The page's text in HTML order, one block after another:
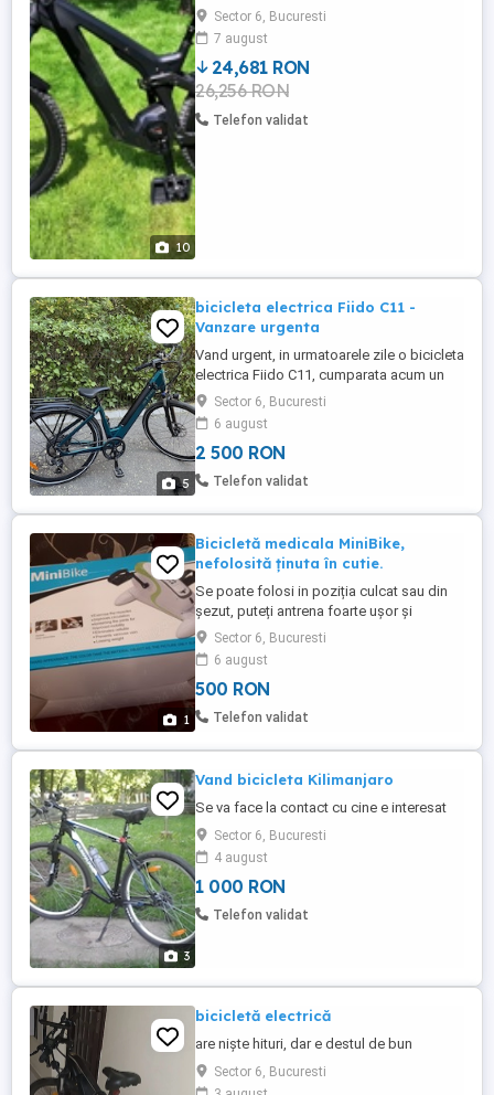
10
Geometry: TT 595MM ST 440,5MM Stack
642,2mm Reach 445.8mm FOX 38 Perf.
Elite 160mm Fork FOX Nude T eRIDE
EVOL, 160mm, TwinLoc Shimano XT 12
Speed Bosch CX, 750Wh PowerTube
Shimano XT 4 Piston ...
Sector 6, Bucuresti
7 august
24,681 RON
26,256 RON
Telefon validat
5
bicicleta electrica Fiido C11 -
Vanzare urgenta
Vand urgent, in urmatoarele zile o bicicleta
electrica Fiido C11, cumparata acum un
an. Are doar 1000 km parcursi si nu am
mai folosit-o de vara trecuta. Motiv pentru
care arata si functioneaza ca noua.
Despre Bicicleta: Motor de în butucul roții
spate, cu asistență la pedalare pe mai
Sector 6, Bucuresti
6 august
2 500 RON
Telefon validat
1
Bicicletă medicala MiniBike,
nefolosită ținuta în cutie.
Se poate folosi in poziția culcat sau din
șezut, puteți antrena foarte ușor și
aproape de la sine mușchii picioarelor și
mâinilor. Potrivită pentru plasarea sub
masă sau pe masă. Funcționare cu motor,
nu are nevoie de pedalare, ecranul LCD
afișează timpul rămas, distanța parcursa,
Sector 6, Bucuresti
6 august
500 RON
Telefon validat
3
Vand bicicleta Kilimanjaro
Se va face la contact cu cine e interesat
Sector 6, Bucuresti
4 august
1 000 RON
Telefon validat
bicicletă electrică
are niște hituri, dar e destul de bun
Sector 6, Bucuresti